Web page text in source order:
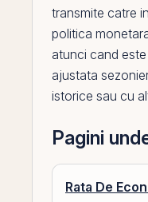
transmite catre
politica
atunci cand
ajustata
istorice sau cu
Pagini
Rata De